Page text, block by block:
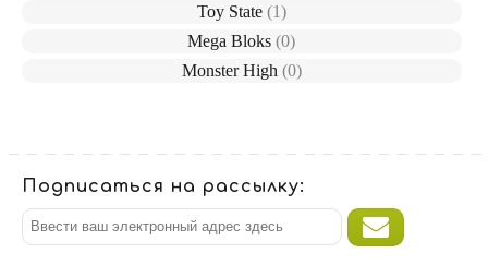
Toy State (1)
Mega Bloks(0)
Monster High (0)
Подписаться на рассылку: